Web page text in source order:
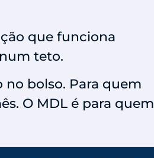
que funciona
teto.
bolso. Para quem
O MDL é para quem